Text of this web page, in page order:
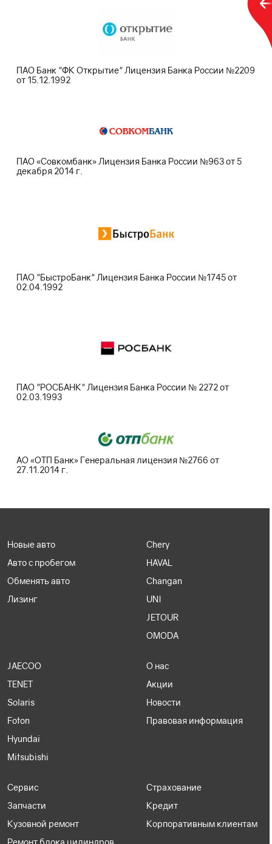
ПАО Банк "ФК Открытие" Лицензия Банка России №2209
от 15.12.1992
ПАО «Совкомбанк» Лицензия Банка России №963 от 5
декабря 2014 г.
ПАО "БыстроБанк" Лицензия Банка России №1745 от
02.04.1992
ПАО "РОСБАНК" Лицензия Банка России № 2272 от
02.03.1993
АО «ОТП Банк» Генеральная лицензия №2766 от
27.11.2014 г.
Новые авто
Авто с пробегом
Обменять авто
Лизинг
Chery
HAVAL
Changan
UNI
JETOUR
OMODA
JAECOO
TENET
Solaris
Foton
Hyundai
Mitsubishi
О нас
Акции
Новости
Правовая информация
Сервис
Запчасти
Кузовной ремонт
Ремонт блока цилиндров
Страхование
Кредит
Корпоративным клиентам